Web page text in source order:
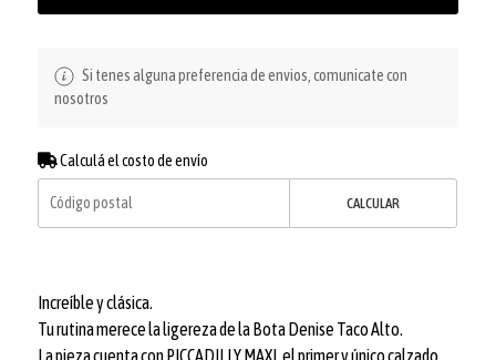
Si tenes alguna preferencia de envios, comunicate con
nosotros
Calculá el costo de envío
CALCULAR
Increíble y clásica.
Tu rutina merece la ligereza de la Bota Denise Taco Alto.
La pieza cuenta con PICCADILLY MAXI, el primer y único calzado